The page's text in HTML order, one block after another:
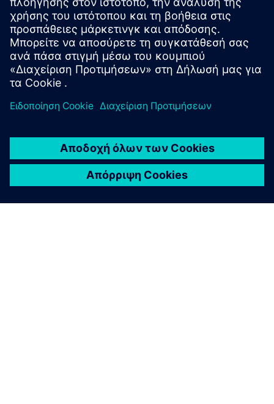
Industry‑proven structural solver for linear and
nonlinear analysis under static and dynamic loads,
leading the market in design and optimization